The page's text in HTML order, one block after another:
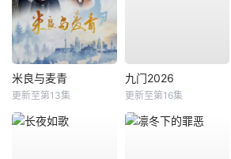
米良与麦青
更新至第13集
九门2026
更新至第16集